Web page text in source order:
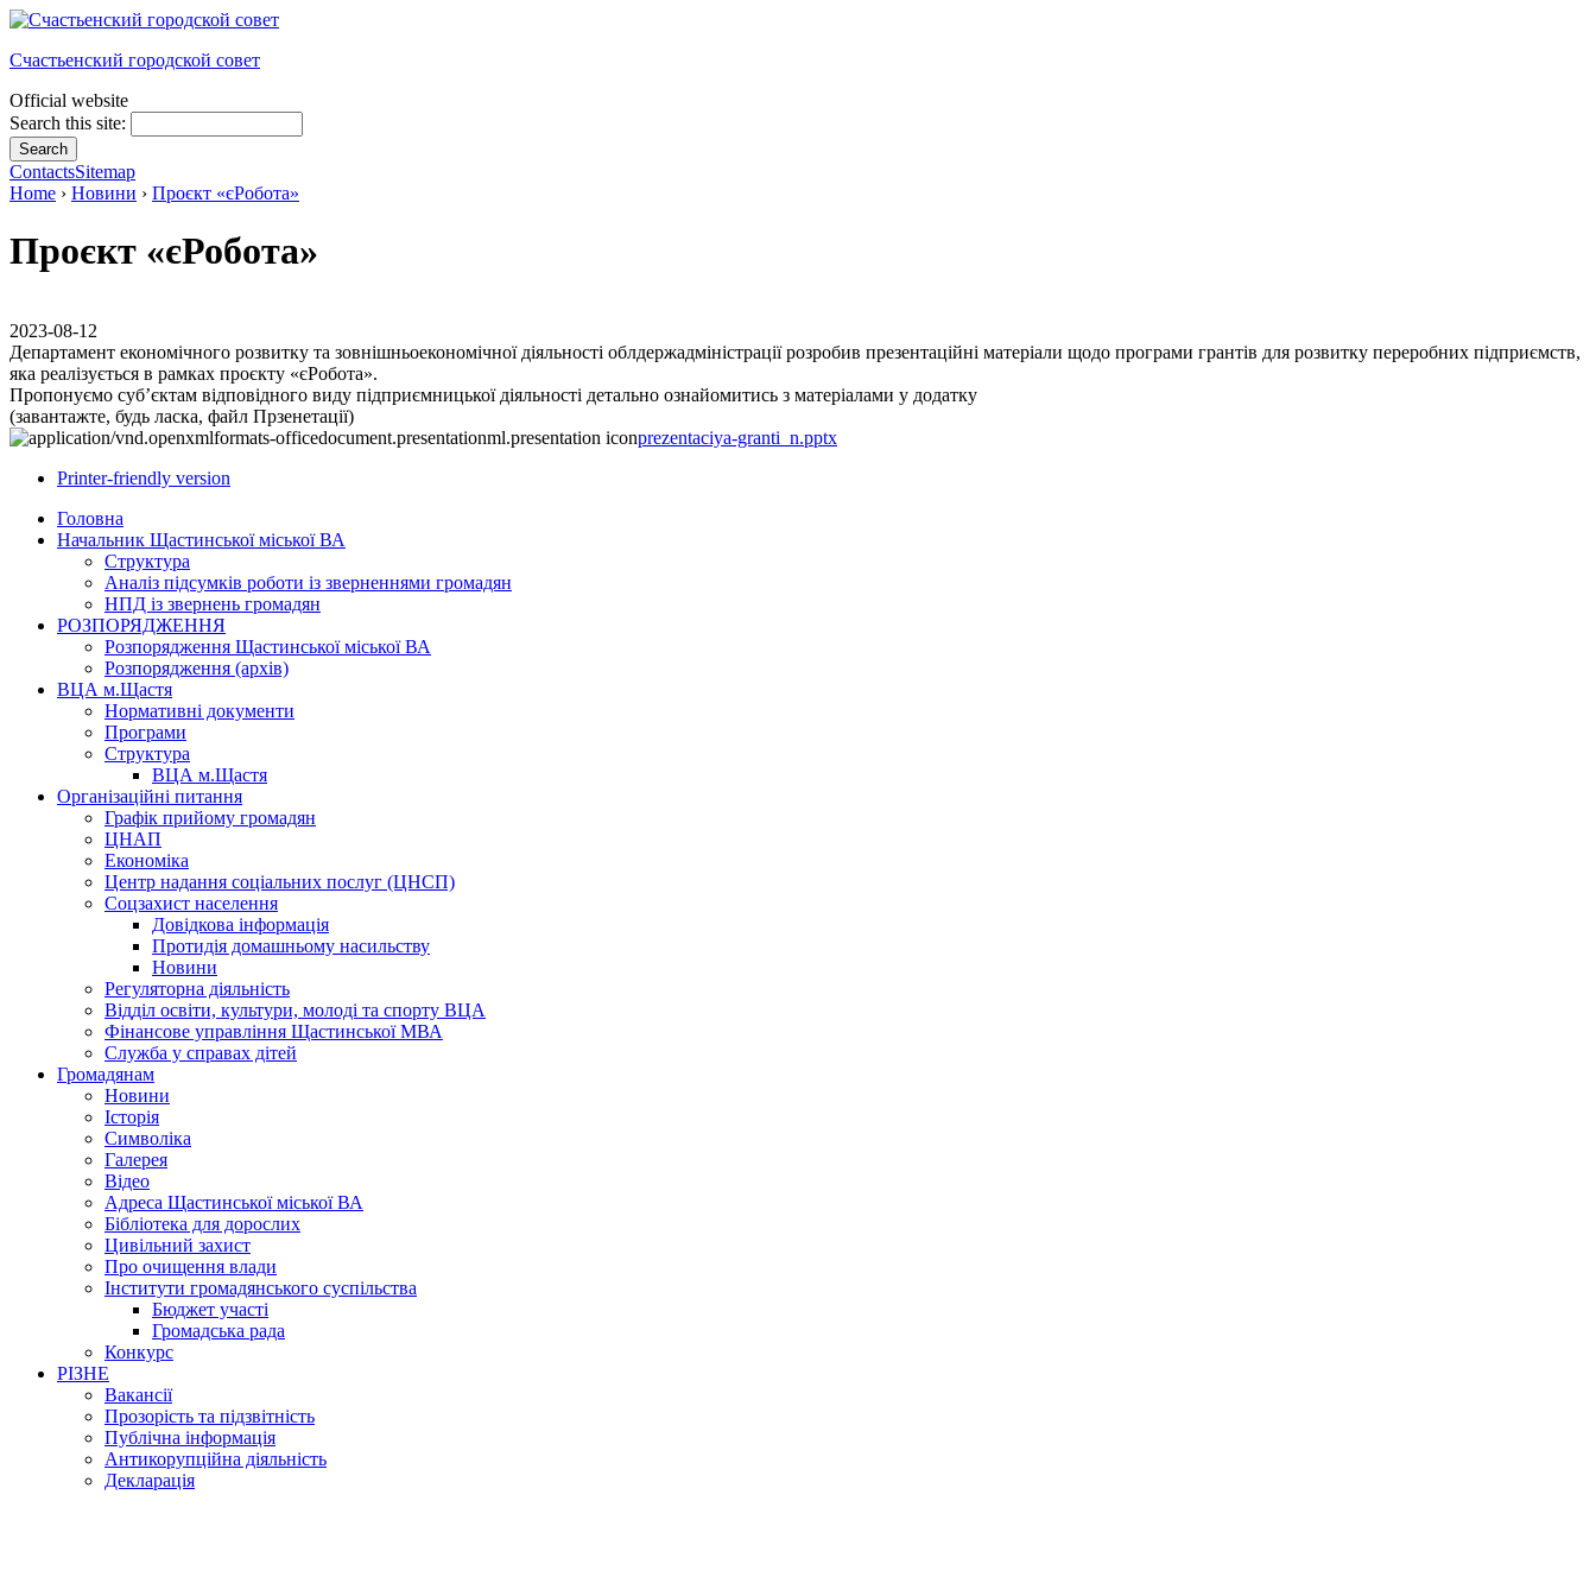
Счастьенский городской совет
Official website
Search this site:
ContactsSitemap
Home › Новини › Проєкт «єРобота»
Проєкт «єРобота»
2023-08-12
Департамент економічного розвитку та зовнішньоекономічної діяльності облдержадміністрації розробив презентаційні матеріали щодо програми грантів для розвитку переробних підприємств,
яка реалізується в рамках проєкту «єРобота».
Пропонуємо суб’єктам відповідного виду підприємницької діяльності детально ознайомитись з матеріалами у додатку
(завантажте, будь ласка, файл Прзенетації)
prezentaciya-granti_n.pptx
Printer-friendly version
Головна
Начальник Щастинської міської ВА
Структура
Аналіз підсумків роботи із зверненнями громадян
НПД із звернень громадян
РОЗПОРЯДЖЕННЯ
Розпорядження Щастинської міської ВА
Розпорядження (архів)
ВЦА м.Щастя
Нормативні документи
Програми
Структура
ВЦА м.Щастя
Організаційні питання
Графік прийому громадян
ЦНАП
Економіка
Центр надання соціальних послуг (ЦНСП)
Соцзахист населення
Довідкова інформація
Протидія домашньому насильству
Новини
Регуляторна діяльність
Відділ освіти, культури, молоді та спорту ВЦА
Фінансове управління Щастинської МВА
Служба у справах дітей
Громадянам
Новини
Історія
Символіка
Галерея
Відео
Адреса Щастинської міської ВА
Бібліотека для дорослих
Цивільний захист
Про очищення влади
Інститути громадянського суспільства
Бюджет участі
Громадська рада
Конкурс
РІЗНЕ
Вакансії
Прозорість та підзвітність
Публічна інформація
Антикорупційна діяльність
Декларація